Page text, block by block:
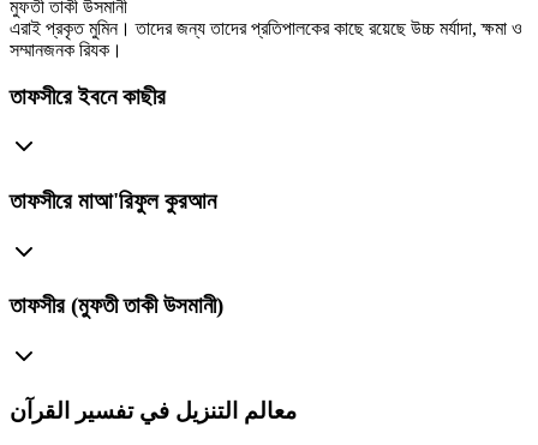
মুফতী তাকী উসমানী
এরাই প্রকৃত মুমিন। তাদের জন্য তাদের প্রতিপালকের কাছে রয়েছে উচ্চ মর্যাদা, ক্ষমা ও
সম্মানজনক রিযক।
তাফসীরে ইবনে কাছীর
তাফসীরে মাআ'রিফুল কুরআন
তাফসীর (মুফতী তাকী উসমানী)
معالم التنزيل في تفسير القرآن